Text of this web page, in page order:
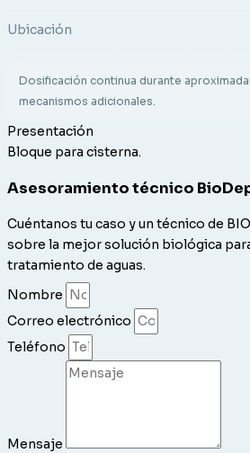
Ubicación
Dosificación continua durante
mecanismos adicionales.
Presentación
Bloque para cisterna.
Asesoramiento técnico
Cuéntanos tu caso y un técnico de
sobre la mejor solución biológica
tratamiento de aguas.
Nombre
Correo electrónico
Teléfono
Mensaje